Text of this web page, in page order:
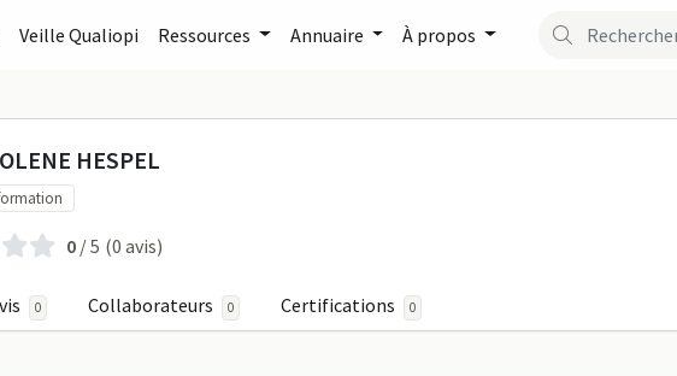
Veille Qualiopi Ressources Annuaire À propos
SOLENE HESPEL sur FormaPro
HESPEL
0 / 5 (0 avis)
0 Collaborateurs 0 Certifications 0